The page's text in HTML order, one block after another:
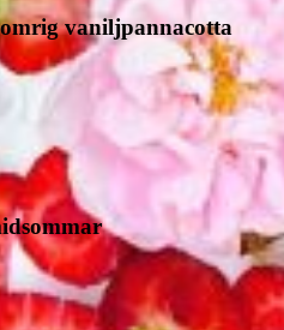
vaniljpannacotta